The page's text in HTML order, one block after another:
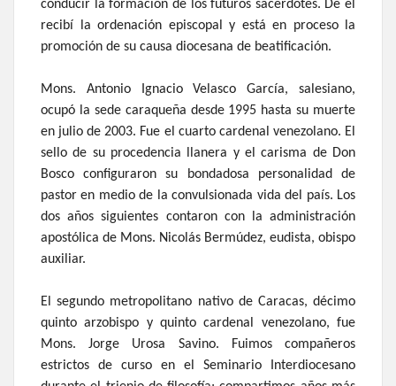
conducir la formación de los futuros sacerdotes. De él
recibí la ordenación episcopal y está en proceso la
promoción de su causa diocesana de beatificación.
Mons. Antonio Ignacio Velasco García, salesiano,
ocupó la sede caraqueña desde 1995 hasta su muerte
en julio de 2003. Fue el cuarto cardenal venezolano. El
sello de su procedencia llanera y el carisma de Don
Bosco configuraron su bondadosa personalidad de
pastor en medio de la convulsionada vida del país. Los
dos años siguientes contaron con la administración
apostólica de Mons. Nicolás Bermúdez, eudista, obispo
auxiliar.
El segundo metropolitano nativo de Caracas, décimo
quinto arzobispo y quinto cardenal venezolano, fue
Mons. Jorge Urosa Savino. Fuimos compañeros
estrictos de curso en el Seminario Interdiocesano